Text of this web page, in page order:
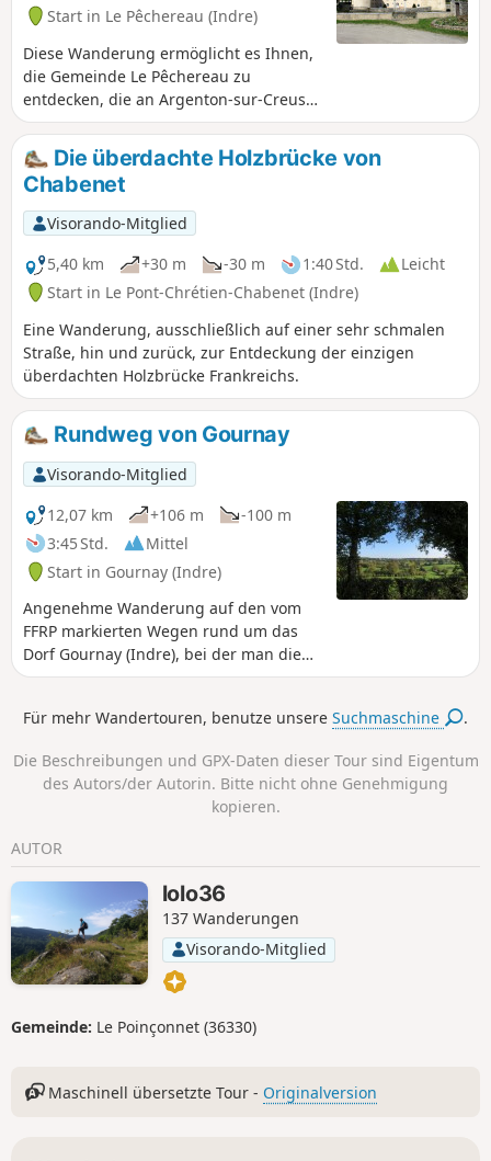
Start in Le Pêchereau (Indre)
Diese Wanderung ermöglicht es Ihnen,
die Gemeinde Le Pêchereau zu
entdecken, die an Argenton-sur-Creuse
grenzt. Sie beginnt am alten Rathaus
und führt uns zum neuen Rathaus im
schönen Schloss Courbat, dann entlang
der Creuse, hinauf auf die Anhöhen
über dem Tal, durch Wälder und Wiesen
und endet schließlich im Grand
Pêchereau, dem höchsten Stadtteil der
Gemeinde.
Die überdachte Holzbrücke von
Chabenet
Visorando-Mitglied
5,40 km
+30 m -30 m 1:40 Std.
Leicht
Start in Le Pont-Chrétien-Chabenet (Indre)
Eine Wanderung, ausschließlich auf einer sehr schmalen
Straße, hin und zurück, zur Entdeckung der einzigen
überdachten Holzbrücke Frankreichs.
Rundweg von Gournay
Visorando-Mitglied
12,07 km
+106 m
-100 m
3:45 Std.
Mittel
Start in Gournay (Indre)
Angenehme Wanderung auf den vom
FFRP markierten Wegen rund um das
Dorf Gournay (Indre), bei der man die
umliegenden Wiesen von einigen
entdecken kann.
Für mehr Wandertouren, benutze unsereSuchmaschine .
Die Beschreibungen und GPX-Daten dieser Tour sind Eigentum
des Autors/der Autorin. Bitte nicht ohne Genehmigung
kopieren.
AUTOR
lolo36
137 Wanderungen
Visorando-Mitglied
Gemeinde: Le Poinçonnet (36330)
Maschinell übersetzte Tour - Originalversion